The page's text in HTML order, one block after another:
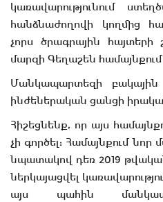
կառավարությունում
հանձնաժողովի կողմից
չորս ծրագրային հայտերի
մարզի Գեղաշեն
Մանկապարտեզի
ինժեներական ցանցի
Հիշեցնենք, որ այս
չի գործել: Համայնքում
նպատակով դեռ 2019
ներկայացվել
այս պահին